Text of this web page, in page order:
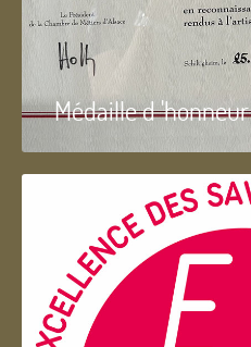
Médaille d 'honneur